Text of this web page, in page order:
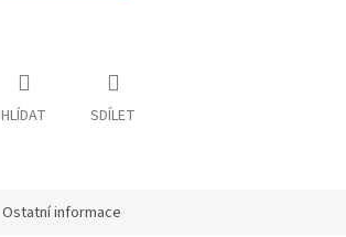
HLÍDAT SDÍLET
Ostatní informace